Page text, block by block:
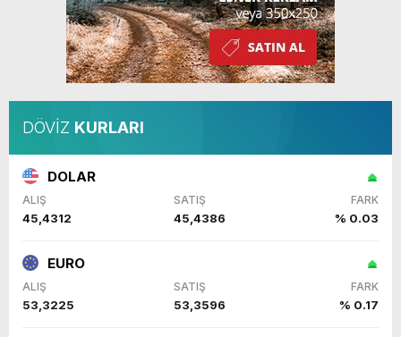
DÖVİZ KURLARI
DOLAR
ALIŞ SATIŞ FARK
45,4312 45,4386 % 0.03
EURO
ALIŞ SATIŞ FARK
53,3225 53,3596 % 0.17